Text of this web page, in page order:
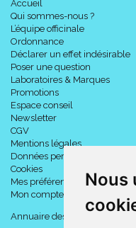
Nous
Accueil
Qui sommes-nous ?
L’équipe officinale
Ordonnance
Déclarer un effet indésirable
Poser une question
Laboratoires & Marques
Promotions
Espace conseil
Newsletter
CGV
Mentions légales
Données personnelles
Cookies
Mes préférences Cookies
Mon compte
Annuaire des pharmacies